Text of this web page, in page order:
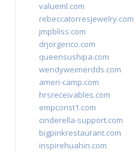
valueml.com
rebeccatorresjewelry.com
jmpbliss.com
drjorgerico.com
queensushipa.com
wendyweimerdds.com
ameri-camp.com
hrsreceivables.com
empconst1.com
cinderella-support.com
bigpinkrestaurant.com
inspirehuahin.com